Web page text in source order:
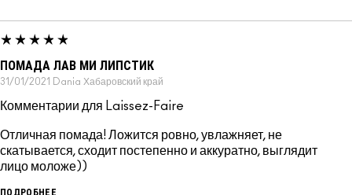
ПОМАДА ЛАВ МИ ЛИПСТИК
31/01/2021 Dania Хабаровский край
Комментарии для Laissez-Faire
Отличная помада! Ложится ровно, увлажняет, не
скатывается, сходит постепенно и аккуратно, выглядит
лицо моложе))
ПОДРОБНЕЕ